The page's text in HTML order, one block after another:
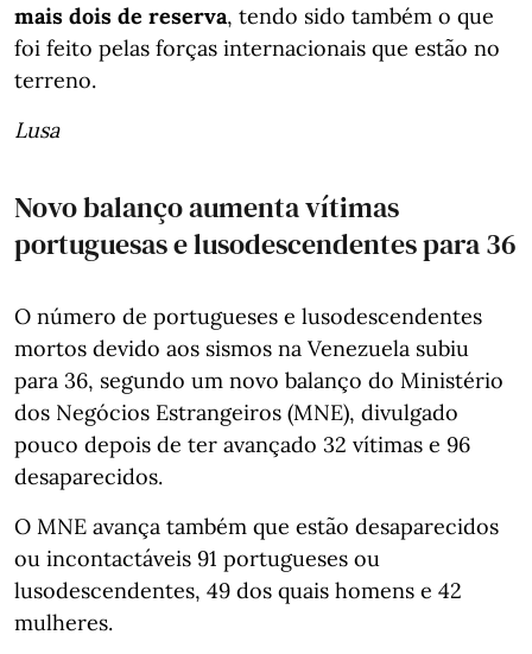
mais dois de reserva, tendo sido também o que
foi feito pelas forças internacionais que estão no
terreno.
Lusa
Novo balanço aumenta vítimas
portuguesas e lusodescendentes para 36
O número de portugueses e lusodescendentes
mortos devido aos sismos na Venezuela subiu
para 36, segundo um novo balanço do Ministério
dos Negócios Estrangeiros (MNE), divulgado
pouco depois de ter avançado 32 vítimas e 96
desaparecidos.
O MNE avança também que estão desaparecidos
ou incontactáveis 91 portugueses ou
lusodescendentes, 49 dos quais homens e 42
mulheres.